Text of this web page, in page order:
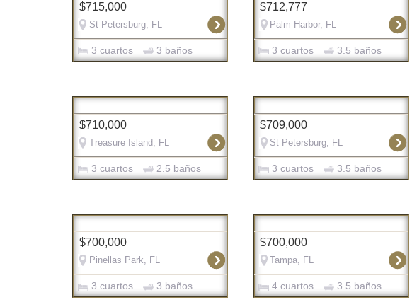
$715,000
St Petersburg, FL
3 cuartos 3 baños
$712,777
Palm Harbor, FL
3 cuartos 3.5 baños
$710,000
Treasure Island, FL
3 cuartos 2.5 baños
$709,000
St Petersburg, FL
3 cuartos 3.5 baños
$700,000
Pinellas Park, FL
3 cuartos 3 baños
$700,000
Tampa, FL
4 cuartos 3.5 baños